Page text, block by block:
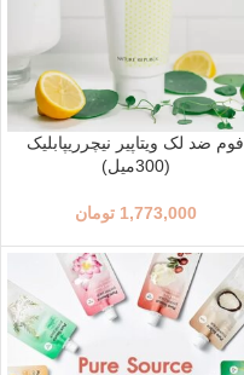
فوم ضد لک ویتاپیر نیچرریپابلیک
(300میل)
1,773,000 تومان